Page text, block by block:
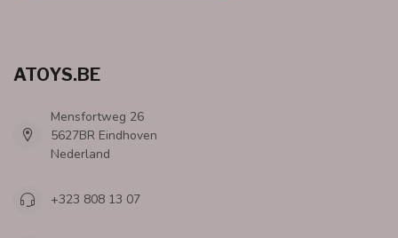
ATOYS.BE
Mensfortweg 26
5627BR Eindhoven
Nederland
+323 808 13 07